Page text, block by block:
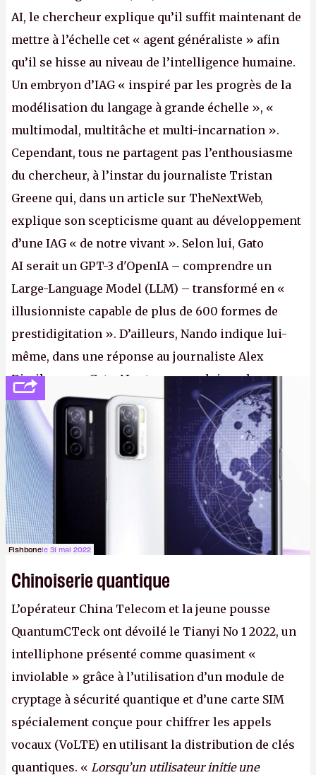
AI, le chercheur explique qu’il suffit maintenant de
mettre à l’échelle cet « agent généraliste » afin
qu’il se hisse au niveau de l’intelligence humaine.
Un embryon d’IAG « inspiré par les progrès de la
modélisation du langage à grande échelle », «
multimodal, multitâche et multi-incarnation ».
Cependant, tous ne partagent pas l’enthousiasme
du chercheur, à l’instar du journaliste Tristan
Greene qui, dans un article sur TheNextWeb,
explique son scepticisme quant au développement
d’une IAG « de notre vivant ». Selon lui, Gato
AI serait un GPT-3 d'OpenIA – comprendre un
Large-Language Model (LLM) – transformé en «
illusionniste capable de plus de 600 formes de
prestidigitation ». D’ailleurs, Nando indique lui-
même, dans une réponse au journaliste Alex
Dimikas, que Gato AI est « encore loin » de
prétendre réussir le célèbre test de Turing. (Crédit
photo : Pexels - Arthur Brognoli)
Fishbonele 31 mai 2022
Chinoiserie quantique
L’opérateur China Telecom et la jeune pousse
QuantumCTeck ont dévoilé le Tianyi No 1 2022, un
intelliphone présenté comme quasiment «
inviolable » grâce à l’utilisation d’un module de
cryptage à sécurité quantique et d’une carte SIM
spécialement conçue pour chiffrer les appels
vocaux (VoLTE) en utilisant la distribution de clés
quantiques. « Lorsqu’un utilisateur initie une